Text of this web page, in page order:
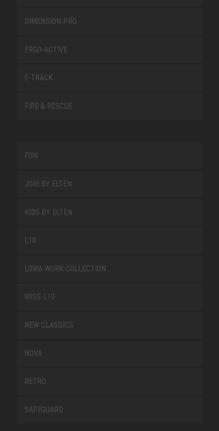
DIMENSION PRO
ERGO-ACTIVE
E-TRACK
FIRE & RESCUE
FUN
JORI BY ELTEN
KIDS BY ELTEN
L10
LOWA WORK COLLECTION
MISS L10
NEW CLASSICS
NOVA
RETRO
SAFEGUARD